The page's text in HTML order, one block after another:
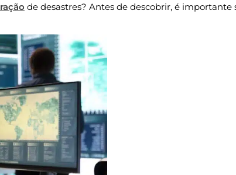
de desastres? Antes de descobrir, é importante